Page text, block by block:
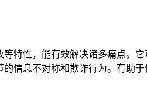
等特性，能有效解决诸多痛点。
信息不对称和欺诈行为。有助